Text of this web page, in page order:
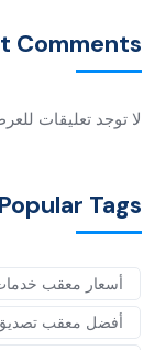
Comments
لا توجد تعليقات
Popular Tags
أسعار معقب
أفضل معقب تصديق